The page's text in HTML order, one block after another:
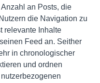
an Posts, die
die Navigation zu
relevante Inhalte
Feed an. Seither
in chronologischer
und ordnen